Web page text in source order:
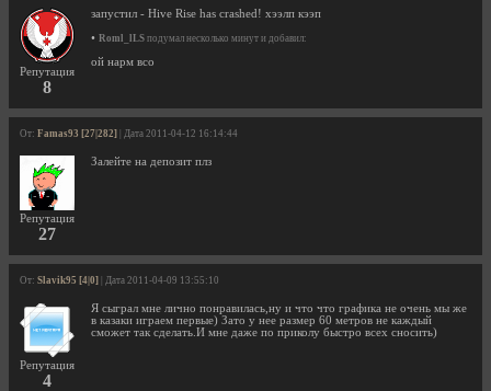
Репутация
8
запустил - Hive Rise has crashed! хээлп кээп
• Roml_lLS подумал несколько минут и добавил:
ой нарм всо
От: Famas93 [27|282] | Дата 2011-04-12 16:14:44
Репутация
27
Залейте на депозит плз
От: Slavik95 [4|0] | Дата 2011-04-09 13:55:10
Репутация
4
Я сыграл мне лично понравилась,ну и что что графика не очень мы же
в казаки играем первые) Зато у нее размер 60 метров не каждый
сможет так сделать.И мне даже по приколу быстро всех сносить)